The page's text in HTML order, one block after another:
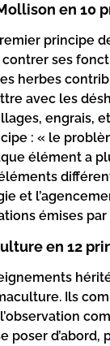
en 10
principe
contrer ses
herbes
avec les
engrais,
: « le
élément a
et
émises
en 12
Ils
l’observation
poser